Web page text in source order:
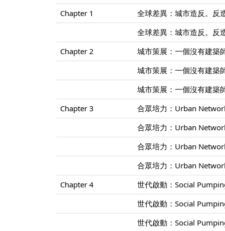
Chapter 1
全球差異：城市造反。反
全球差異：城市造反。反
Chapter 2
城市策展：一個沒有建築
城市策展：一個沒有建築
城市策展：一個沒有建築
Chapter 3
合眾培力：Urban
合眾培力：Urban
合眾培力：Urban
合眾培力：Urban
Chapter 4
世代啟動：Social
世代啟動：Social
世代啟動：Social